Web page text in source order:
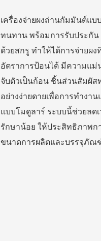
เครื่องจ่ายผงถ่านกัมมันต์แ
ทนทาน พร้อมการรับประกัน
ด้วยสกรู ทำให้ได้การจ่ายผ
อัตราการป้อนได้ มีความแม่
จับตัวเป็นก้อน ชิ้นส่วนสัมผัส
อย่างง่ายดายเพื่อการทำง
แบบโมดูลาร์ ระบบนี้ช่วยลด
รักษาน้อย ให้ประสิทธิภาพก
ขนาดการผลิตและบรรจุภัณ